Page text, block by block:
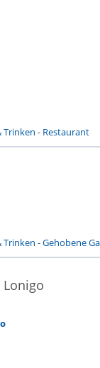
Trinken - Restaurant
Trinken -Gehobene